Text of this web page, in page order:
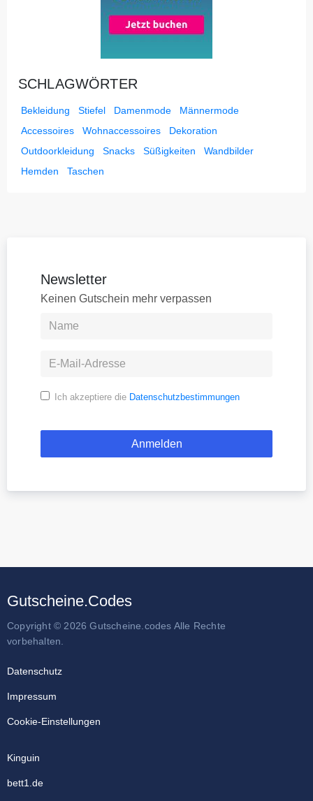
SCHLAGWÖRTER
Bekleidung Stiefel Damenmode
Männermode
Accessoires
Wohnaccessoires
Dekoration
Outdoorkleidung
Snacks Süßigkeiten
Wandbilder
Hemden
Taschen
Newsletter
Keinen Gutschein mehr verpassen
Ich akzeptiere die Datenschutzbestimmungen
Gutscheine.Codes
Copyright © 2026 Gutscheine.codes Alle Rechte
vorbehalten.
Datenschutz
Impressum
Cookie-Einstellungen
Kinguin
bett1.de